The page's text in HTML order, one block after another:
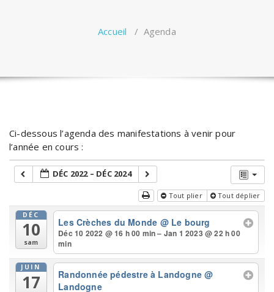
Accueil / Agenda
Ci-dessous l’agenda des manifestations à venir pour
l’année en cours :
DÉC 2022 – DÉC 2024
Tout plier Tout déplier
DÉC
10
sam
Les Crèches du Monde @ Le bourg
Déc 10 2022 @ 16 h 00 min – Jan 1 2023 @ 22 h 00
min
JUIN
17 Randonnée pédestre à Landogne@
Landogne